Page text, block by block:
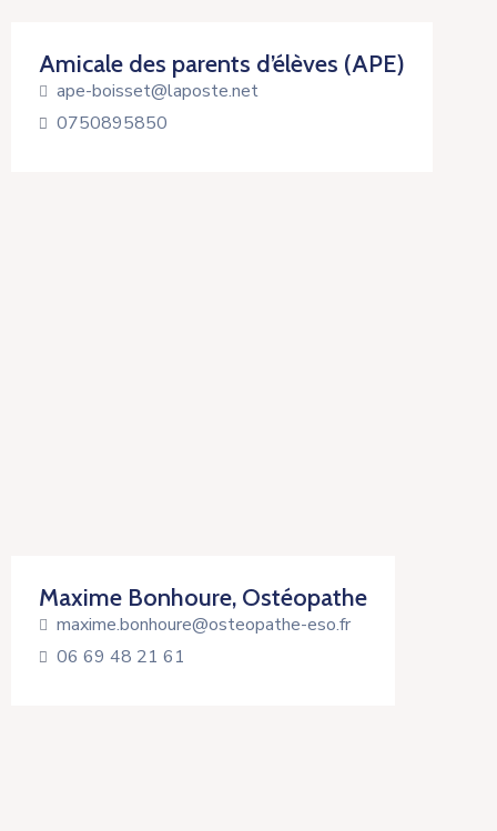
Amicale des parents d’élèves (APE)
ape-boisset@laposte.net
0750895850
Maxime Bonhoure, Ostéopathe
maxime.bonhoure@osteopathe-eso.fr
06 69 48 21 61